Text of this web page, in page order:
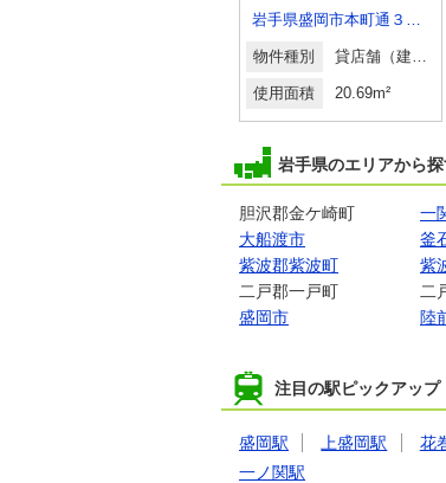
岩手県盛岡市本町通３丁目
物件種別 貸店舗（建物一部）
使用面積 20.69m²
岩手県のエリアから
胆沢郡金ケ崎町 一
大船渡市
釜
紫波郡紫波町
紫
二戸郡一戸町
二
盛岡市
陸
注目の駅ピックアップ
盛岡駅 上盛岡駅 花
一ノ関駅